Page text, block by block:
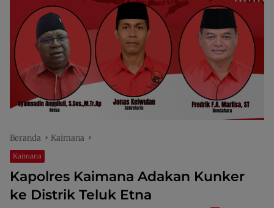
Beranda Kaimana
Kaimana
Kapolres Kaimana Adakan Kunker
ke Distrik Teluk Etna